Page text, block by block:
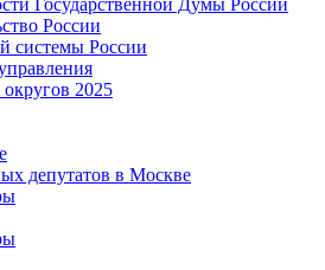
Государственной Думы России
России
системы России
2025
депутатов в Москве